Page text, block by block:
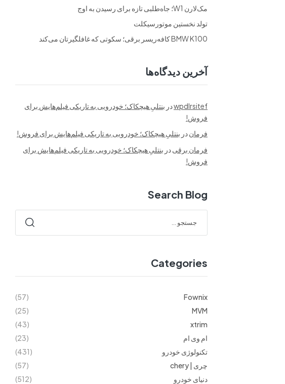
مک‌لارن W1؛ جاه‌طلبی تازه برای رسیدن به اوج
تولد نخستین موتورسیکلت
BMW K100 کافه‌ریسر برقی؛ سکوتی که غافلگیرتان می‌کند
آخرین دیدگاه‌ها
wpdlrsitefدر بنتلیِ هیچکاک؛ خودرویی به تاریکی فیلم‌هایش برای
فروش!
فرماندر بنتلیِ هیچکاک؛ خودرویی به تاریکی فیلم‌هایش برای فروش!
فرمان برقیدر بنتلیِ هیچکاک؛ خودرویی به تاریکی فیلم‌هایش برای
فروش!
Search Blog
Categories
Fownix
(57)
MVM
(25)
xtrim
(43)
ام وی ام
(23)
تکنولوژی خودرو
(431)
چری | chery
(57)
دنیای خودرو
(512)